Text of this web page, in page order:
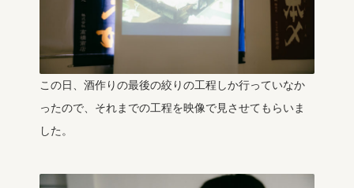
この日、酒作りの最後の絞りの工程しか行っていなか
ったので、それまでの工程を映像で見させてもらいま
した。